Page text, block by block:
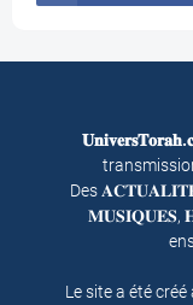
Des
𝐌𝐔𝐒𝐈𝐐𝐔𝐄𝐒,
Le site a été